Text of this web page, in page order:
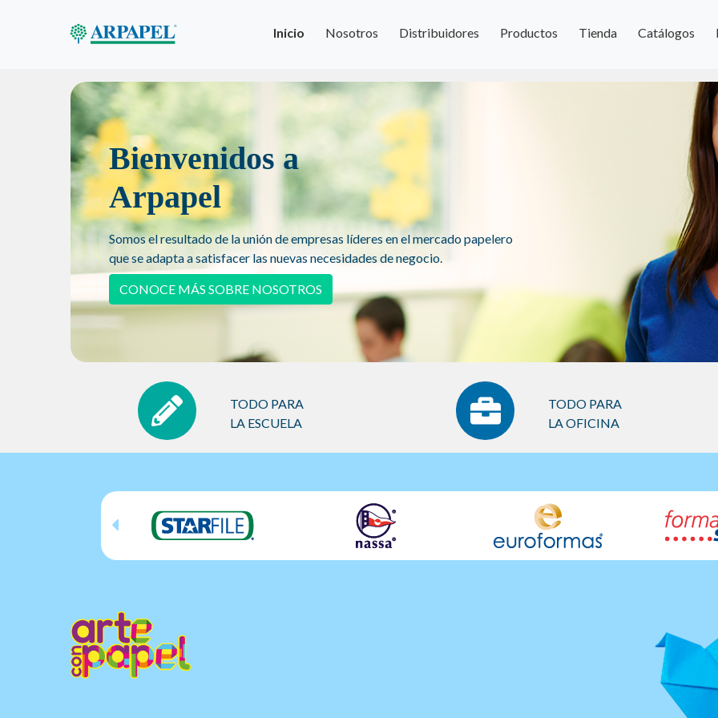
Inicio Nosotros Distribuidores Productos Tienda Catálogos
Bienvenidos a
Arpapel
Somos el resultado de la unión de empresas líderes en el mercado papelero
que se adapta a satisfacer las nuevas necesidades de negocio.
CONOCE MÁS SOBRE NOSOTROS
TODO PARA
LA ESCUELA
TODO PARA
LA OFICINA